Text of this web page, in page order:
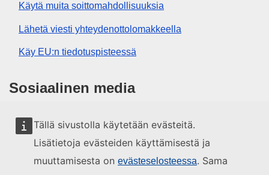
Tällä sivustolla käytetään evästeitä.
Lisätietoja evästeiden käyttämisestä ja
muuttamisesta on evästeselosteessa. Sama
Käytä muita soittomahdollisuuksia
Lähetä viesti yhteydenottolomakkeella
Käy EU:n tiedotuspisteessä
Sosiaalinen media
EU sosiaalisessa mediassa
EU:n toimielimet ja muut elimet